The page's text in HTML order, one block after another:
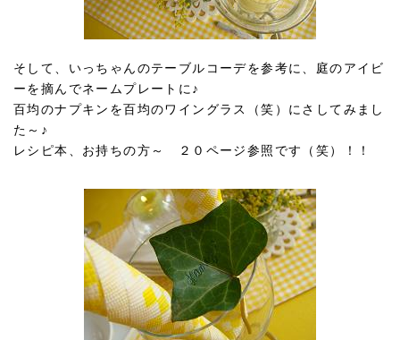
そして、いっちゃんのテーブルコーデを参考に、庭のアイビ
ーを摘んでネームプレートに♪
百均のナプキンを百均のワイングラス（笑）にさしてみまし
た～♪
レシピ本、お持ちの方～ ２０ページ参照です（笑）！！